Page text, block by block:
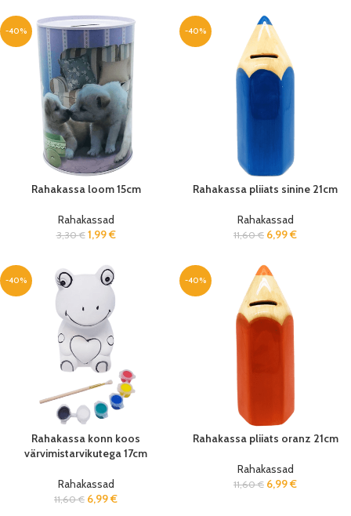
-40%
Rahakassa loom 15cm
Rahakassad
3,30€ 1,99€
-40%
Rahakassa pliiats sinine 21cm
Rahakassad
11,60€ 6,99€
-40%
Rahakassa konn koos
värvimistarvikutega 17cm
Rahakassad
11,60€ 6,99€
-40%
Rahakassa pliiats oranz 21cm
Rahakassad
11,60€ 6,99€